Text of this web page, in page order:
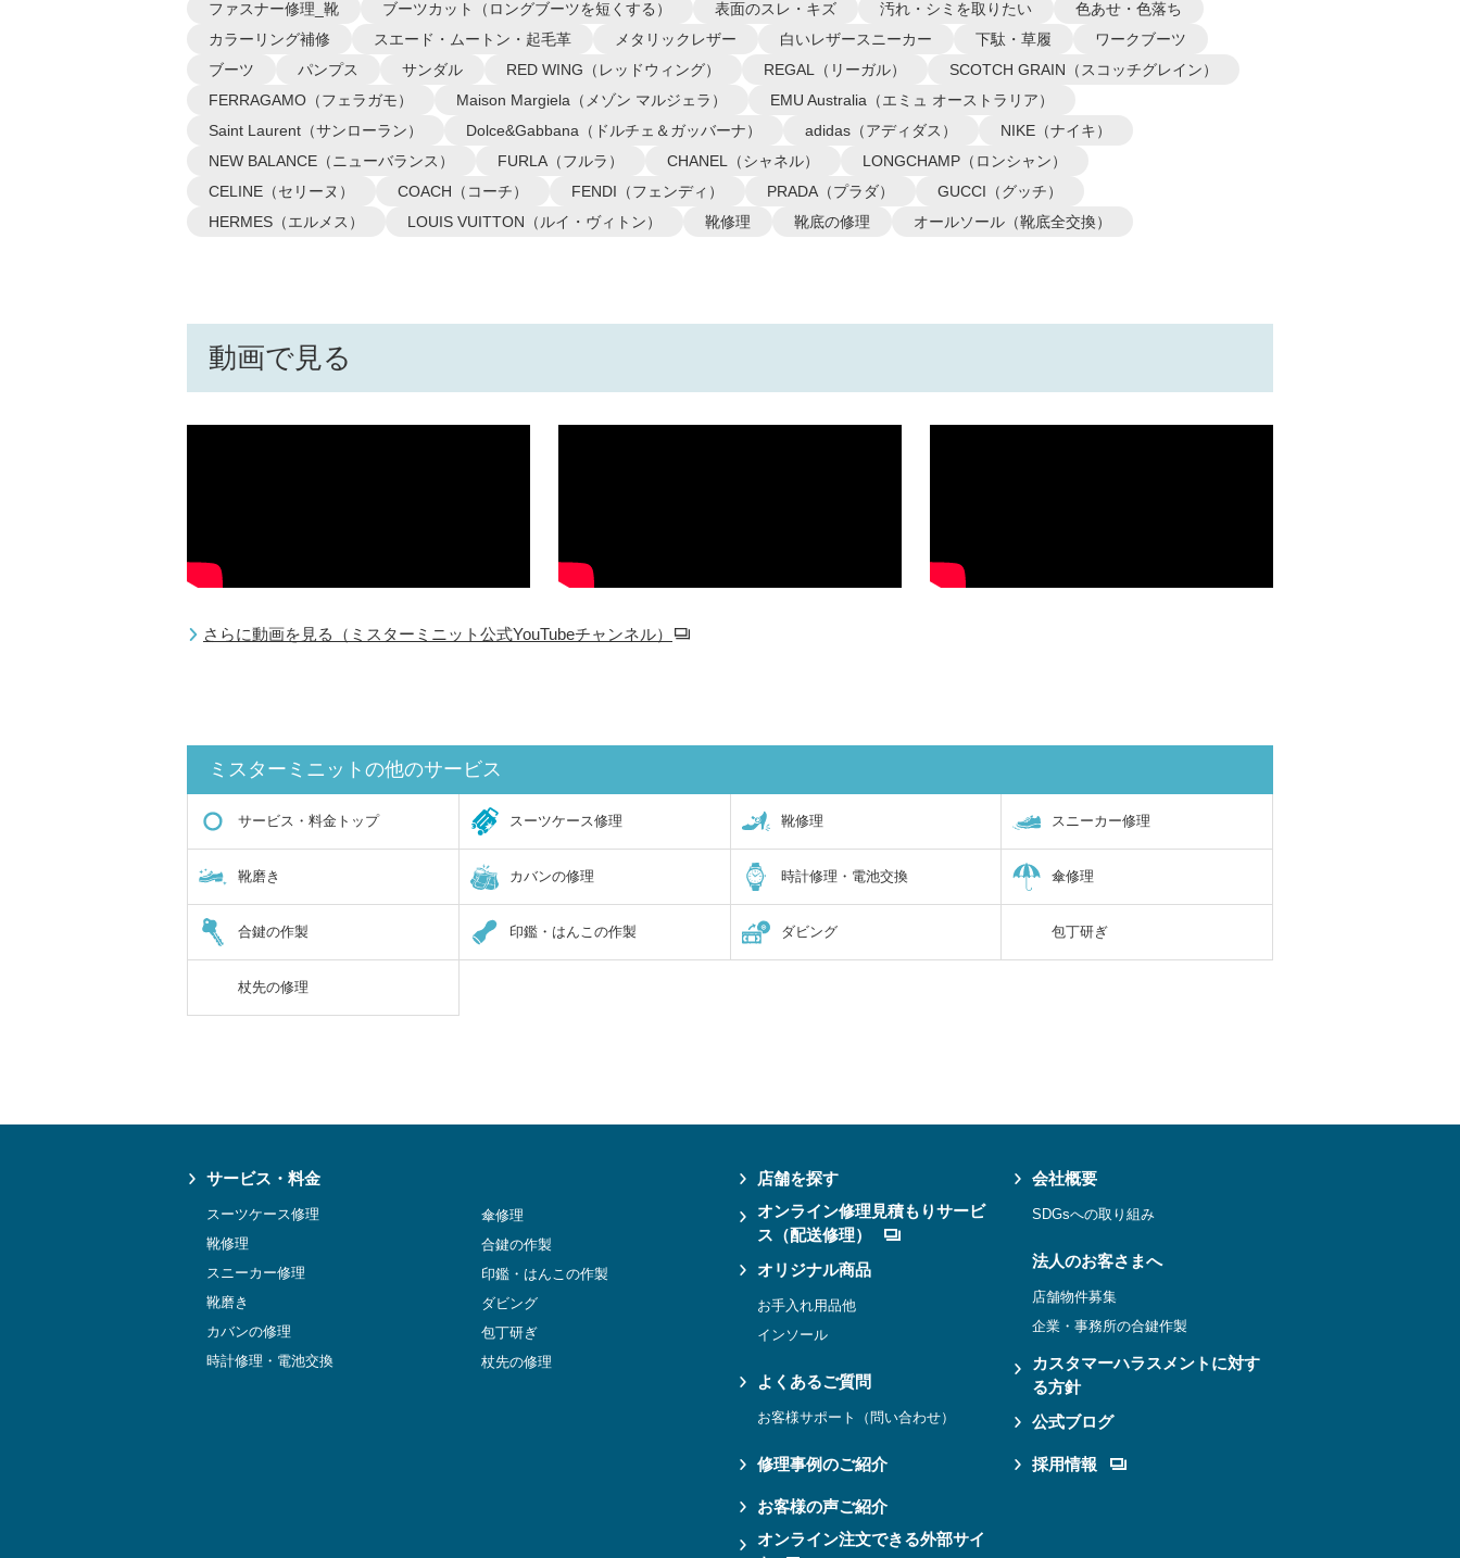
ファスナー修理_靴
ブーツカット（ロングブーツを短くする） 表面のスレ・キズ 汚れ・シミを取りたい
色あせ・色落ち
カラーリング補修
スエード・ムートン・起毛革 メタリックレザー 白いレザースニーカー 下駄・草履
ワークブーツ
ブーツ
パンプス サンダル RED WING（レッドウィング） REGAL（リーガル）
SCOTCH GRAIN（スコッチグレイン）
FERRAGAMO（フェラガモ）
Maison Margiela（メゾン マルジェラ）
EMU Australia（エミュ オーストラリア）
Saint Laurent（サンローラン）
Dolce&Gabbana（ドルチェ＆ガッバーナ） adidas（アディダス）
NIKE（ナイキ）
NEW BALANCE（ニューバランス）
FURLA（フルラ） CHANEL（シャネル）
LONGCHAMP（ロンシャン）
CELINE（セリーヌ）
COACH（コーチ） FENDI（フェンディ） PRADA（プラダ）
GUCCI（グッチ）
HERMES（エルメス）
LOUIS VUITTON（ルイ・ヴィトン） 靴修理 靴底の修理 オールソール（靴底全交換）
動画で見る
さらに動画を見る（ミスターミニット公式YouTubeチャンネル）
ミスターミニットの他のサービス
サービス・料金トップ スーツケース修理 靴修理 スニーカー修理
靴磨き カバンの修理 時計修理・電池交換 傘修理
合鍵の作製 印鑑・はんこの作製 ダビング 包丁研ぎ
杖先の修理
サービス・料金
スーツケース修理
靴修理
スニーカー修理
靴磨き
カバンの修理
時計修理・電池交換
傘修理
合鍵の作製
印鑑・はんこの作製
ダビング
包丁研ぎ
杖先の修理
店舗を探す
オンライン修理見積もりサービ
ス（配送修理）
オリジナル商品
お手入れ用品他
インソール
よくあるご質問
お客様サポート（問い合わせ）
修理事例のご紹介
お客様の声ご紹介
オンライン注文できる外部サイ
会社概要
SDGsへの取り組み
法人のお客さまへ
店舗物件募集
企業・事務所の合鍵作製
カスタマーハラスメントに対す
る方針
公式ブログ
採用情報